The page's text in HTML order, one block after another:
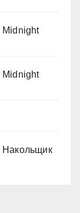
Midnight
Midnight
Накольщик